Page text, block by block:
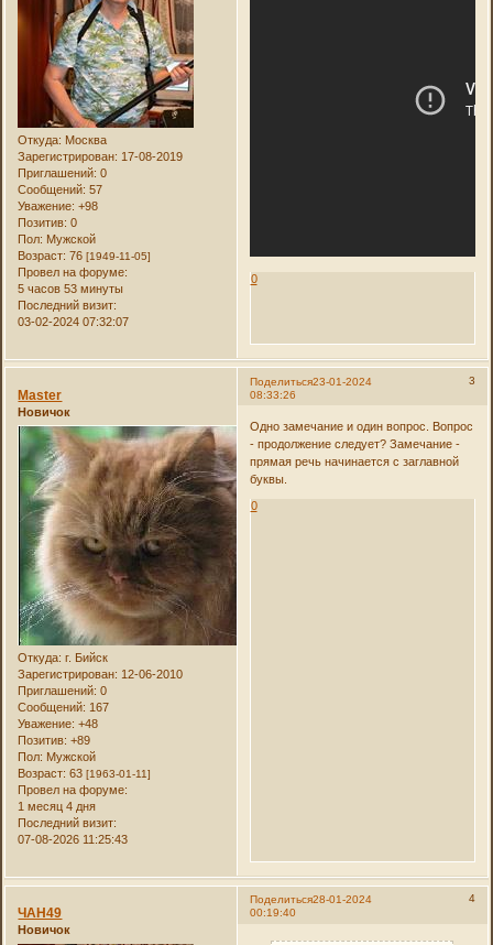
Откуда: Москва
Зарегистрирован: 17-08-2019
Приглашений: 0
Сообщений: 57
Уважение: +98
Позитив: 0
Пол: Мужской
Возраст: 76[1949-11-05]
Провел на форуме:
5 часов 53 минуты
Последний визит:
03-02-2024 07:32:07
0
Поделиться 3
23-01-2024
08:33:26
Master
Новичок
Откуда: г. Бийск
Зарегистрирован: 12-06-2010
Приглашений: 0
Сообщений: 167
Уважение: +48
Позитив: +89
Пол: Мужской
Возраст: 63[1963-01-11]
Провел на форуме:
1 месяц 4 дня
Последний визит:
07-08-2026 11:25:43
Одно замечание и один вопрос. Вопрос
- продолжение следует? Замечание -
прямая речь начинается с заглавной
буквы.
0
Поделиться 4
28-01-2024
00:19:40
ЧАН49
Новичок